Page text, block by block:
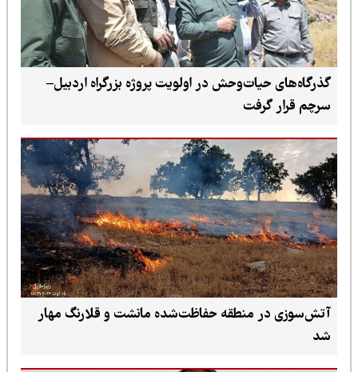
گذرگاه‌های حیات‌وحش در اولویت پروژه بزرگراه اردبیل–
سرچم قرار گرفت
آتش‌سوزی در منطقه حفاظت‌شده مانشت و قلارنگ مهار